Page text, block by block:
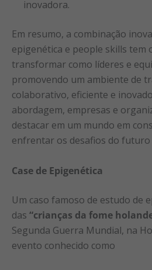
inovadora.
Em resumo, a combinação
epigenética e people skills tem
transformar como líderes e
promovendo um ambiente de
colaborativo, eficiente e
abordagem, empresas e
destacar em um mundo em
enfrentar os desafios do futuro
Case de Epigenética
Um caso famoso de estudo de
das “crianças da fome
Segunda Guerra Mundial, na
evento conhecido como